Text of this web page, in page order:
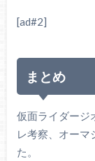
[ad#2]
まとめ
仮面ライダージ
レ考察、オーマ
た。